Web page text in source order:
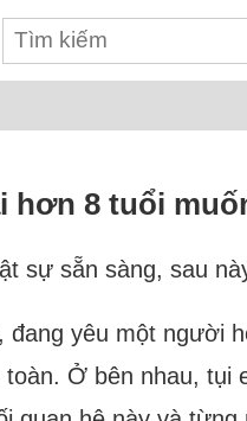
hơn 8 tuổi
sự sẵn sàng, sau
đang yêu một người
Ở bên nhau,